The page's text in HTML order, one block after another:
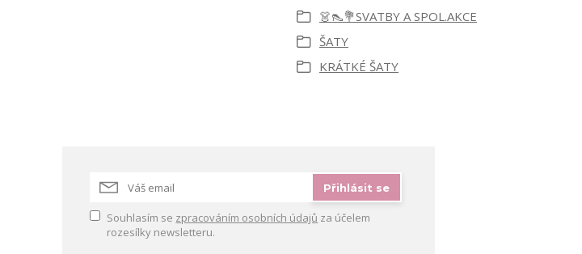
👗👠💐SVATBY A SPOL.AKCE
ŠATY
KRÁTKÉ ŠATY
Přihlásit se
Souhlasím se zpracováním osobních údajů za účelem
rozesílky newsletteru.